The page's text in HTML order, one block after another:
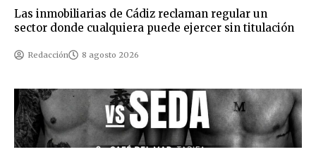
Las inmobiliarias de Cádiz reclaman regular un
sector donde cualquiera puede ejercer sin titulación
Redacción 8 agosto 2026